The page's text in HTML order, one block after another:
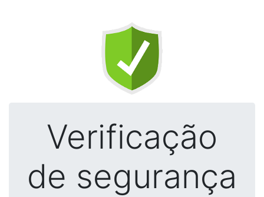
Verificação
de segurança